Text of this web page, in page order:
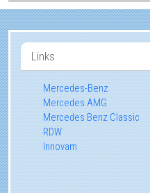
Links
Mercedes-Benz
Mercedes AMG
Mercedes Benz Classic
RDW
Innovam